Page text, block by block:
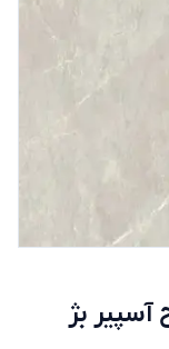
برند کرگرس طرح آسپیر بژ
بژ